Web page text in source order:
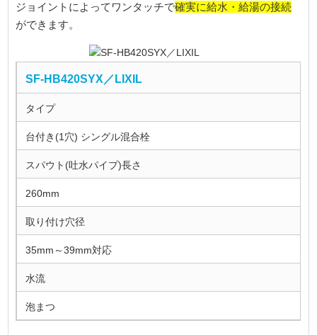
ジョイントによってワンタッチで確実に給水・給湯の接続
ができます。
SF-HB420SYX／LIXIL
タイプ
台付き(1穴) シングル混合栓
スパウト(吐水パイプ)長さ
260mm
取り付け穴径
35mm～39mm対応
水流
泡まつ